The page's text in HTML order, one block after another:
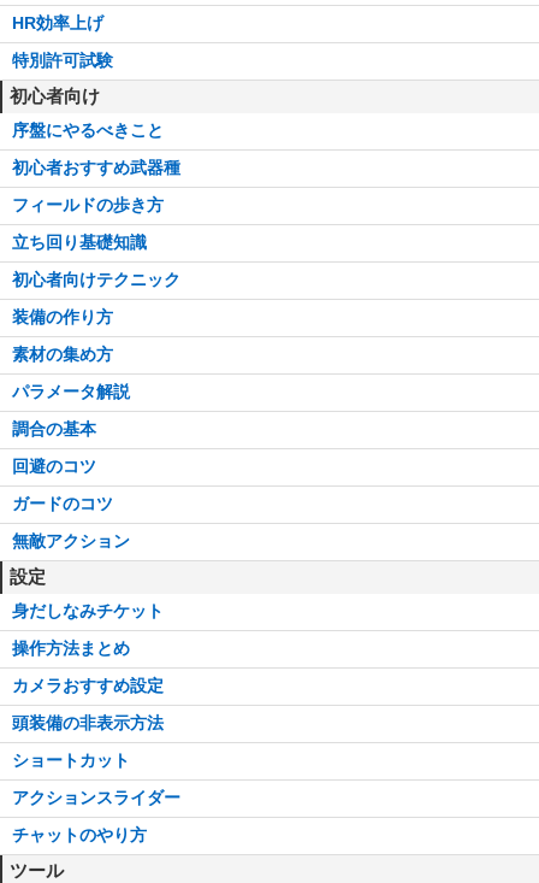
HR効率上げ
特別許可試験
初心者向け
序盤にやるべきこと
初心者おすすめ武器種
フィールドの歩き方
立ち回り基礎知識
初心者向けテクニック
装備の作り方
素材の集め方
パラメータ解説
調合の基本
回避のコツ
ガードのコツ
無敵アクション
設定
身だしなみチケット
操作方法まとめ
カメラおすすめ設定
頭装備の非表示方法
ショートカット
アクションスライダー
チャットのやり方
ツール